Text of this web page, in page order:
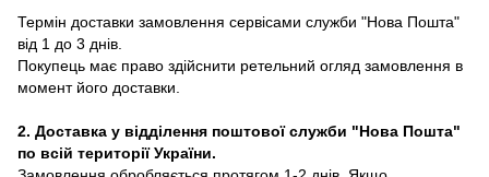
Термін доставки замовлення сервісами служби "Нова Пошта"
від 1 до 3 днів.
Покупець має право здійснити ретельний огляд замовлення в
момент його доставки.
2. Доставка у відділення поштової служби "Нова Пошта"
по всій території України.